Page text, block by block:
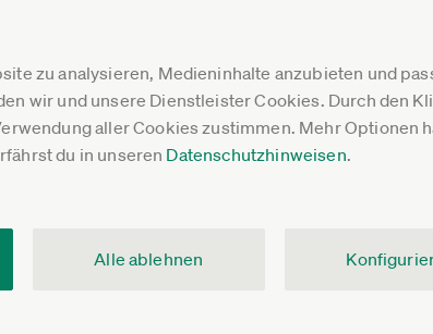
zu analysieren, Medieninhalte anzubieten und
wir und unsere Dienstleister Cookies. Durch den
aller Cookies zustimmen. Mehr Optionen
du in unseren Datenschutzhinweisen.
Alle ablehnen